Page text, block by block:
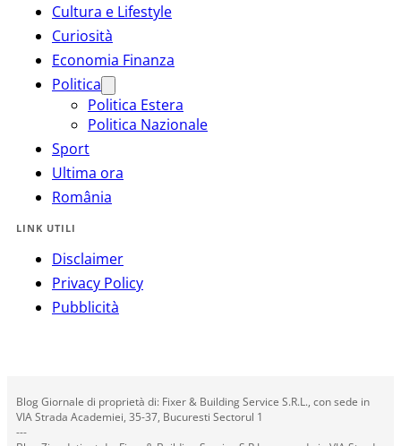
Cultura e Lifestyle
Curiosità
Economia Finanza
Politica
Politica Estera
Politica Nazionale
Sport
Ultima ora
România
LINK UTILI
Disclaimer
Privacy Policy
Pubblicità
Blog Giornale di proprietà di: Fixer & Building Service S.R.L., con sede in
VIA Strada Academiei, 35-37, Bucuresti Sectorul 1
---